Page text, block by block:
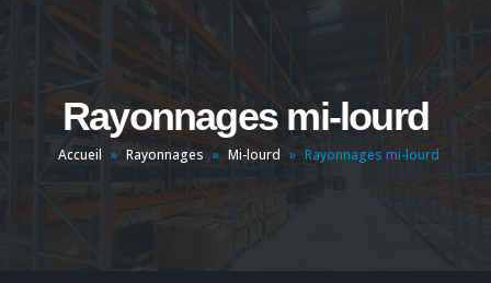
Rayonnages mi-lourd
Accueil » Rayonnages » Mi-lourd » Rayonnages mi-lourd